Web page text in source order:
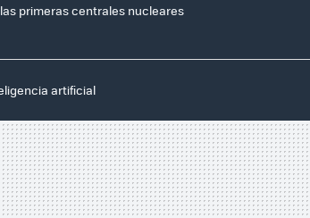
primeras centrales nucleares
artificial